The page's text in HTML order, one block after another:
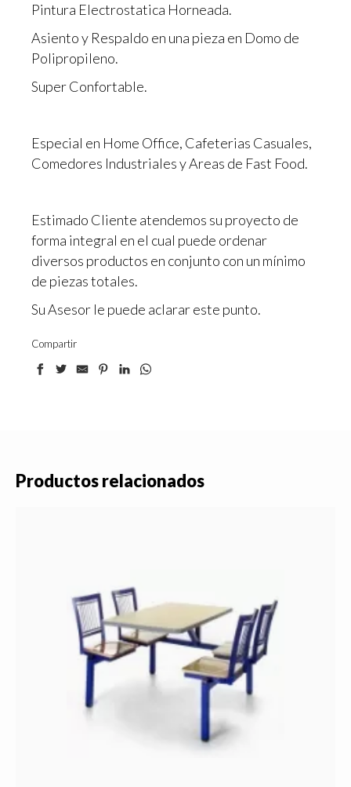
Pintura Electrostatica Horneada.
Asiento y Respaldo en una pieza en Domo de
Polipropileno.
Super Confortable.
Especial en Home Office, Cafeterias Casuales,
Comedores Industriales y Areas de Fast Food.
Estimado Cliente atendemos su proyecto de
forma integral en el cual puede ordenar
diversos productos en conjunto con un mínimo
de piezas totales.
Su Asesor le puede aclarar este punto.
Compartir
Productos relacionados